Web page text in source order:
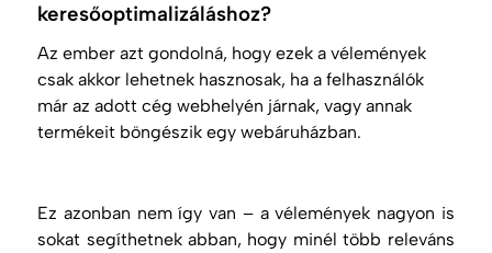
keresőoptimalizáláshoz?
Az ember azt gondolná, hogy ezek a vélemények
csak akkor lehetnek hasznosak, ha a felhasználók
már az adott cég webhelyén járnak, vagy annak
termékeit böngészik egy webáruházban.
Ez azonban nem így van – a vélemények nagyon is
sokat segíthetnek abban, hogy minél több releváns